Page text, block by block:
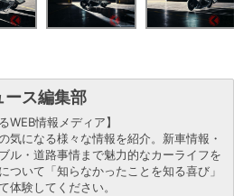
ース編集部
WEB情報メディア】
気になる様々な情報を紹介。新車情報・
ル・道路事情まで魅力的なカーライフを
ついて「知らなかったことを知る喜び」
体験してください。